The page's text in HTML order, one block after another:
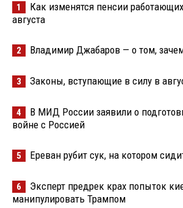
1
Как изменятся пенсии
августа
2 Владимир Джабаров — о том,
3 Законы, вступающие в силу в
4
В МИД России заявили о
войне с Россией
5 Ереван рубит сук, на котором
6
Эксперт предрек крах попыток
манипулировать Трампом